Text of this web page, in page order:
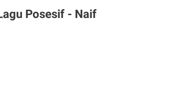
Posesif - Naif